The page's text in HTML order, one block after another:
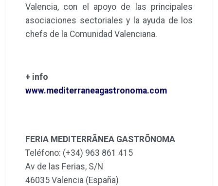
Valencia, con el apoyo de las principales
asociaciones sectoriales y la ayuda de los
chefs de la Comunidad Valenciana.
+ info
www.mediterraneagastronoma.com
FERIA MEDITERRÃNEA GASTRÕNOMA
Teléfono: (+34) 963 861 415
Av de las Ferias, S/N
46035 Valencia (España)